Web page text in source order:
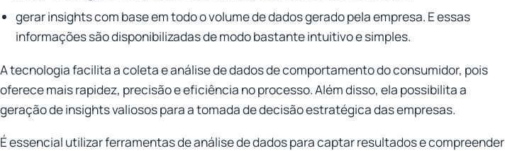
gerar insights com base em todo o volume de dados gerado pela empresa. E essas
informações são disponibilizadas de modo bastante intuitivo e simples.
A tecnologia facilita a coleta e análise de dados de comportamento do consumidor, pois
oferece mais rapidez, precisão e eficiência no processo. Além disso, ela possibilita a
geração de insights valiosos para a tomada de decisão estratégica das empresas.
É essencial utilizar ferramentas de análise de dados para captar resultados e compreender